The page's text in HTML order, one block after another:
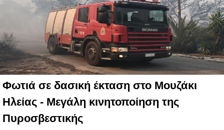
Φωτιά σε δασική έκταση στο Μουζάκι
Ηλείας - Μεγάλη κινητοποίηση της
Πυροσβεστικής